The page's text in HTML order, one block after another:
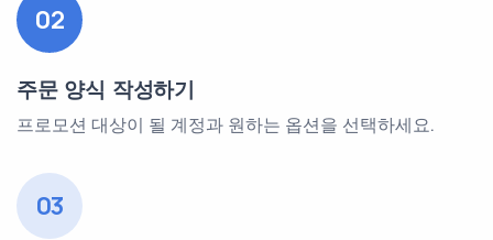
02
주문 양식 작성하기
프로모션 대상이 될 계정과 원하는 옵션을 선택하세요.
03